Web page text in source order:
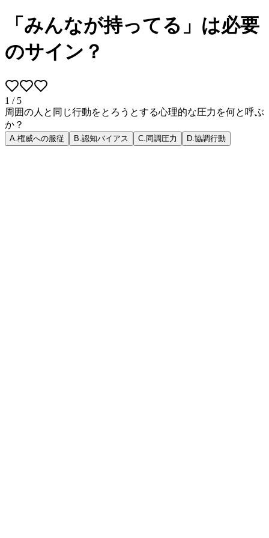
「みんなが持ってる」は必要
のサイン？
1 / 5
周囲の人と同じ行動をとろうとする心理的な圧力を何と呼ぶ
か？
A 権威への服従 B 認知バイアス C 同調圧力 D 協調行動